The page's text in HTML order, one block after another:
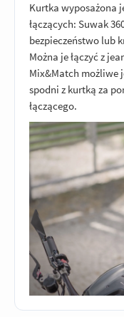
Kurtka wyposażona
łączących: Suwak
bezpieczeństwo lub
Można je łączyć z
Mix&Match możliwe
spodni z kurtką za
łączącego.